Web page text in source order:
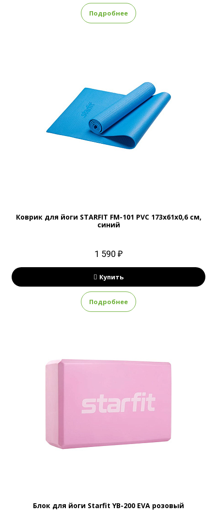
Подробнее
Коврик для йоги STARFIT FM-101 PVC 173x61x0,6 см,
синий
1 590 ₽
Купить
Подробнее
Блок для йоги Starfit YB-200 EVA розовый